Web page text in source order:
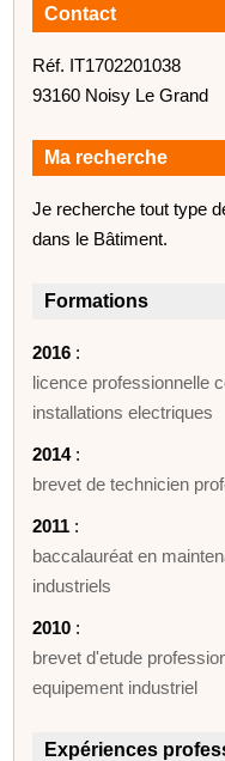
Contact
Réf. IT1702201038
93160 Noisy Le Grand
Ma recherche
Je recherche tout type
dans le Bâtiment.
Formations
2016 :
licence professionnelle
installations electriques
2014:
brevet de technicien
2011 :
baccalauréat en
industriels
2010 :
brevet d'etude
equipement industriel
Expériences